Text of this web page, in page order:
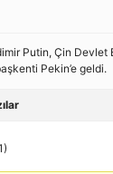
Putin, Çin Devlet
Pekin’e geldi.